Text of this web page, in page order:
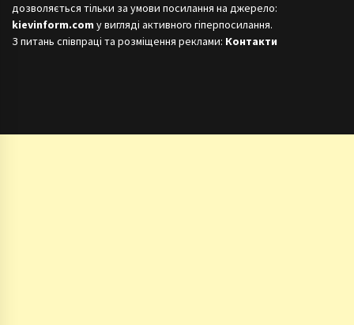
дозволяється тільки за умови посилання на джерело:
kievinform.com у вигляді активного гіперпосилання.
З питань співпраці та розміщення реклами: Контакти